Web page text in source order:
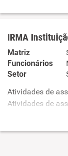
IRMA
Matriz
Funcionários
Setor
Atividades de
Atividades de
dependência